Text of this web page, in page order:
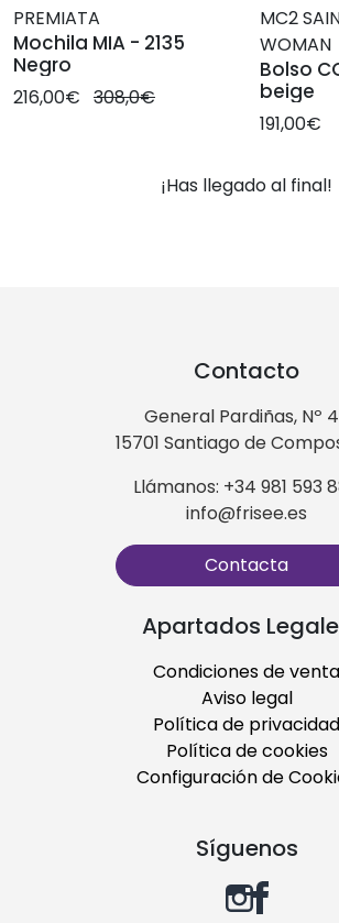
PREMIATA
Mochila MIA - 2135
Negro
216,00€ 308,0€
MC2
WOMAN
Bolso
beige
191,00€
¡Has llegado al final!
Contacto
General Pardiñas, Nº
15701 Santiago de
Llámanos: +34 981 593
info@frisee.es
Contacta
Apartados
Condiciones de venta
Aviso legal
Política de privacidad
Política de cookies
Configuración de
Síguenos